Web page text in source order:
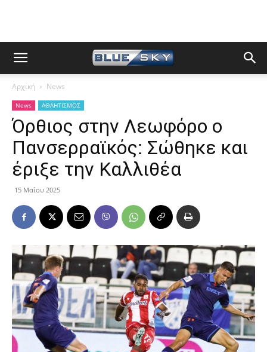
Αρχική News
News ΑΘΛΗΤΙΣΜΟΣ
Όρθιος στην Λεωφόρο ο
Πανσερραϊκός: Σώθηκε και
έριξε την Καλλιθέα
15 Μαΐου 2025